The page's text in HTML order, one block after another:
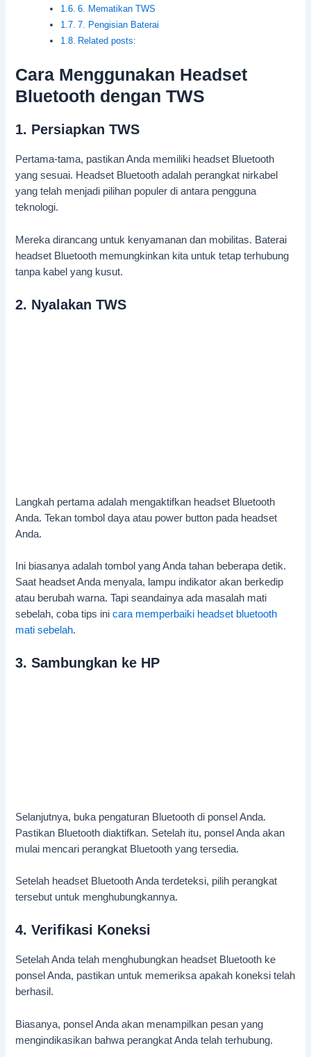
6. Mematikan TWS
7. Pengisian Baterai
Related posts:
Cara Menggunakan Headset
Bluetooth dengan TWS
1. Persiapkan TWS
Pertama-tama, pastikan Anda memiliki headset Bluetooth
yang sesuai. Headset Bluetooth adalah perangkat nirkabel
yang telah menjadi pilihan populer di antara pengguna
teknologi.
Mereka dirancang untuk kenyamanan dan mobilitas. Baterai
headset Bluetooth memungkinkan kita untuk tetap terhubung
tanpa kabel yang kusut.
2. Nyalakan TWS
Langkah pertama adalah mengaktifkan headset Bluetooth
Anda. Tekan tombol daya atau power button pada headset
Anda.
Ini biasanya adalah tombol yang Anda tahan beberapa detik.
Saat headset Anda menyala, lampu indikator akan berkedip
atau berubah warna. Tapi seandainya ada masalah mati
sebelah, coba tips inicara memperbaiki headset bluetooth
mati sebelah.
3. Sambungkan ke HP
Selanjutnya, buka pengaturan Bluetooth di ponsel Anda.
Pastikan Bluetooth diaktifkan. Setelah itu, ponsel Anda akan
mulai mencari perangkat Bluetooth yang tersedia.
Setelah headset Bluetooth Anda terdeteksi, pilih perangkat
tersebut untuk menghubungkannya.
4. Verifikasi Koneksi
Setelah Anda telah menghubungkan headset Bluetooth ke
ponsel Anda, pastikan untuk memeriksa apakah koneksi telah
berhasil.
Biasanya, ponsel Anda akan menampilkan pesan yang
mengindikasikan bahwa perangkat Anda telah terhubung.